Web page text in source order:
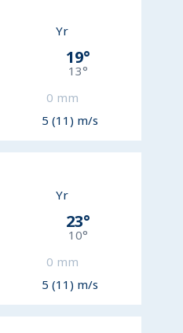
Yr
19°
13°
0 mm
5 (11) m/s
Yr
23°
10°
0 mm
5 (11) m/s